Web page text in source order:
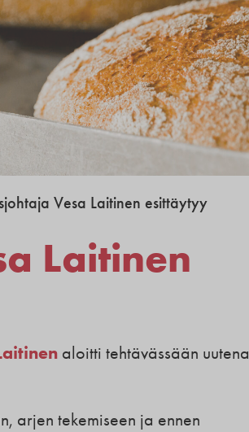
Vesa Laitinen esittäytyy
Laitinen
aloitti tehtävässään uutena
arjen tekemiseen ja ennen